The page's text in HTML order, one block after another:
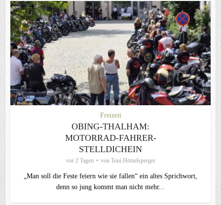
Freizeit
OBING-THALHAM:
MOTORRAD-FAHRER-
STELLDICHEIN
vor 2 Tagen von Toni Hötzelsperger
„Man soll die Feste feiern wie sie fallen“ ein altes Sprichwort,
denn so jung kommt man nicht mehr...